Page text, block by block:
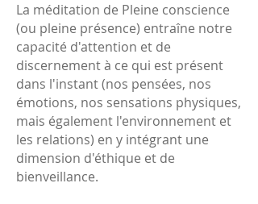
La méditation de Pleine conscience
(ou pleine présence) entraîne notre
capacité d'attention et de
discernement à ce qui est présent
dans l'instant (nos pensées, nos
émotions, nos sensations physiques,
mais également l'environnement et
les relations) en y intégrant une
dimension d'éthique et de
bienveillance.